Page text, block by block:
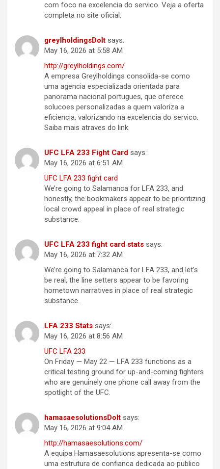
com foco na excelencia do servico. Veja a oferta
completa no site oficial.
greylholdingsDoIt says:
May 16, 2026 at 5:58 AM
http://greylholdings.com/
A empresa Greylholdings consolida-se como
uma agencia especializada orientada para
panorama nacional portugues, que oferece
solucoes personalizadas a quem valoriza a
eficiencia, valorizando na excelencia do servico.
Saiba mais atraves do link.
UFC LFA 233 Fight Card says:
May 16, 2026 at 6:51 AM
UFC LFA 233 fight card
We’re going to Salamanca for LFA 233, and
honestly, the bookmakers appear to be prioritizing
local crowd appeal in place of real strategic
substance.
UFC LFA 233 fight card stats says:
May 16, 2026 at 7:32 AM
We’re going to Salamanca for LFA 233, and let’s
be real, the line setters appear to be favoring
hometown narratives in place of real strategic
substance.
LFA 233 Stats says:
May 16, 2026 at 8:56 AM
UFC LFA 233
On Friday — May 22 — LFA 233 functions as a
critical testing ground for up-and-coming fighters
who are genuinely one phone call away from the
spotlight of the UFC.
hamasaesolutionsDoIt says:
May 16, 2026 at 9:04 AM
http://hamasaesolutions.com/
A equipa Hamasaesolutions apresenta-se como
uma estrutura de confianca dedicada ao publico